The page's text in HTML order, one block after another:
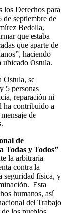
los Derechos para
septiembre de
Bedolla,
que estaba
que aparte de
haciendo
ubicado Ostula.
Ostula, se
5 personas
reparación ni
ha contribuido a
de
de
Todas y Todos”
la arbitraria
contra la
seguridad física, y
Esta
humanos, así
del Trabajo